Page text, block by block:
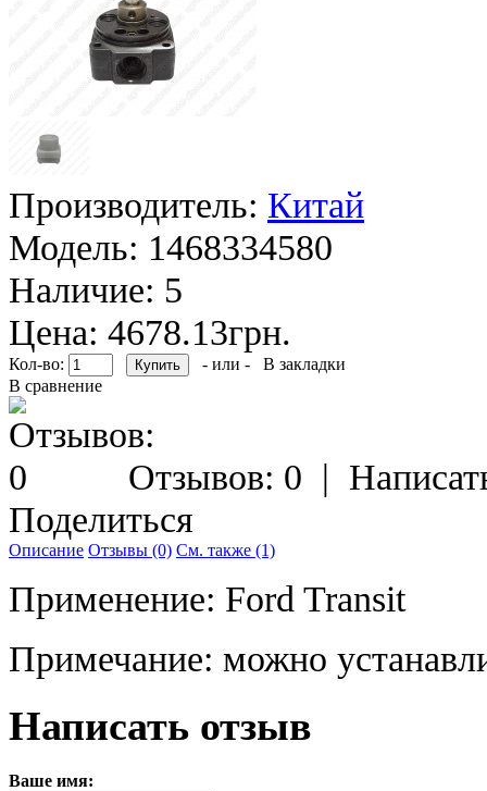
Производитель: Китай
Модель: 1468334580
Наличие: 5
Цена: 4678.13грн.
Кол-во: - или -
В закладки
В сравнение
Отзывов: 0 |
Поделиться
Описание Отзывы (0) См. также (1)
Применение: Ford Transit
Примечание: можно
Написать отзыв
Ваше имя: